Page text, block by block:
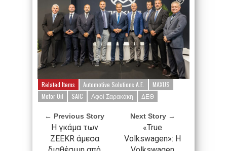
Related Items Automotive Solutions A.E.
MAXUS
Motor Oil
SAIC Αφοί Σαρακάκη ΔΕΘ
← Previous Story
Η γκάμα των
ZEEKR άμεσα
Next Story →
«True
Volkswagen»: Η